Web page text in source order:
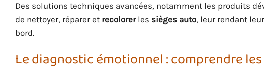
Des solutions techniques avancées, notamment les produits
de nettoyer, réparer et recolorerles sièges auto, leur rendant
bord.
Le diagnostic émotionnel : comprendre